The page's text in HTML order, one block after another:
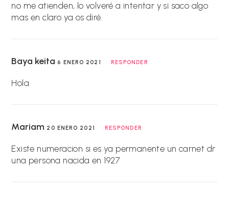
no me atienden, lo volveré a intentar y si saco algo
mas en claro ya os diré.
Baya keita6 ENERO 2021 RESPONDER
Hola
Mariam 20 ENERO 2021 RESPONDER
Existe numeracion si es ya permanente un carnet dr
una persona nacida en 1927